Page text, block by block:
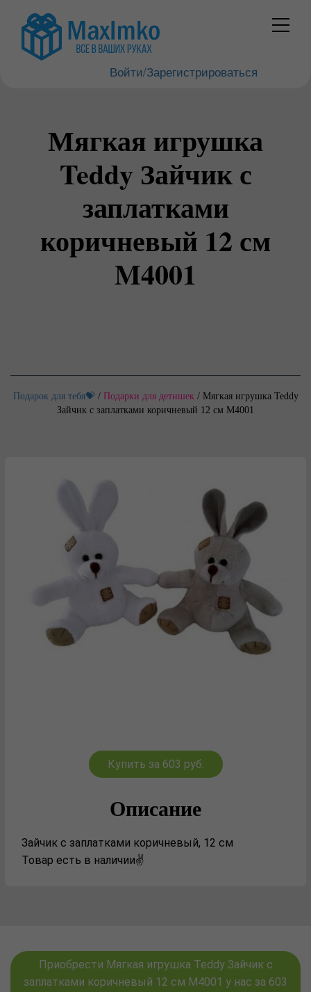
Войти/Зарегистрироваться
Мягкая игрушка
Teddy Зайчик с
заплатками
коричневый 12 см
M4001
Подарок для тебя💝/ Подарки для детишек/ Мягкая игрушка Teddy
Зайчик с заплатками коричневый 12 см M4001
Купить за 603 руб.
Описание
Зайчик с заплатками коричневый, 12 см
Товар есть в наличии✌️
Приобрести Мягкая игрушка Teddy Зайчик с
заплатками коричневый 12 см M4001 у нас за 603